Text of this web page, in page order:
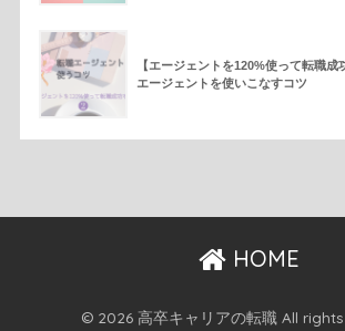
【エージェントを120%使って転職
エージェントを使いこなすコツ
HOME
© 2026 高卒キャリアの転職 All